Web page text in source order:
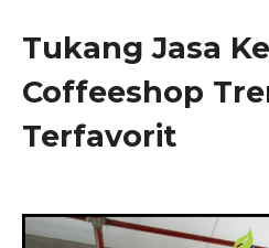
Tukang Jasa
Coffeeshop
Terfavorit